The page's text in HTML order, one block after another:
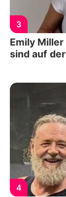
3
Emily
sind auf
4